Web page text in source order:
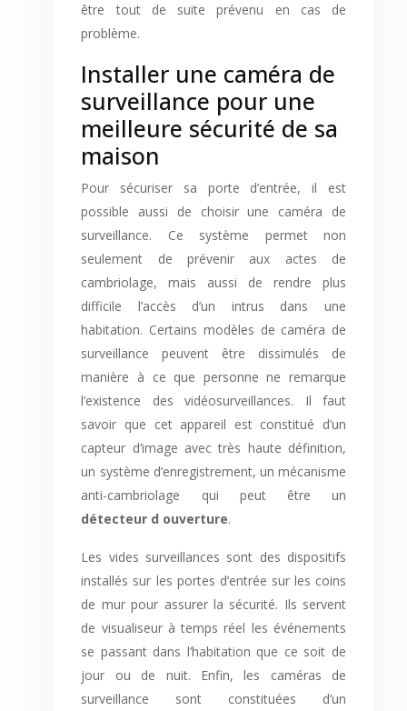
être tout de suite prévenu en cas de
problème.
Installer une caméra de
surveillance pour une
meilleure sécurité de sa
maison
Pour sécuriser sa porte d’entrée, il est
possible aussi de choisir une caméra de
surveillance. Ce système permet non
seulement de prévenir aux actes de
cambriolage, mais aussi de rendre plus
difficile l’accès d’un intrus dans une
habitation. Certains modèles de caméra de
surveillance peuvent être dissimulés de
manière à ce que personne ne remarque
l’existence des vidéosurveillances. Il faut
savoir que cet appareil est constitué d’un
capteur d’image avec très haute définition,
un système d’enregistrement, un mécanisme
anti-cambriolage qui peut être un
détecteur d ouverture.
Les vides surveillances sont des dispositifs
installés sur les portes d’entrée sur les coins
de mur pour assurer la sécurité. Ils servent
de visualiseur à temps réel les événements
se passant dans l’habitation que ce soit de
jour ou de nuit. Enfin, les caméras de
surveillance sont constituées d’un